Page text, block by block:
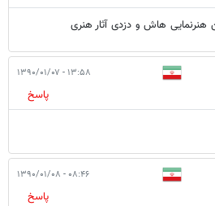
هنرنمایی هاش و دزدی آثار هنری
۱۳:۵۸ - ۱۳۹۰/۰۱/۰۷
پاسخ
۰۸:۴۶ - ۱۳۹۰/۰۱/۰۸
پاسخ